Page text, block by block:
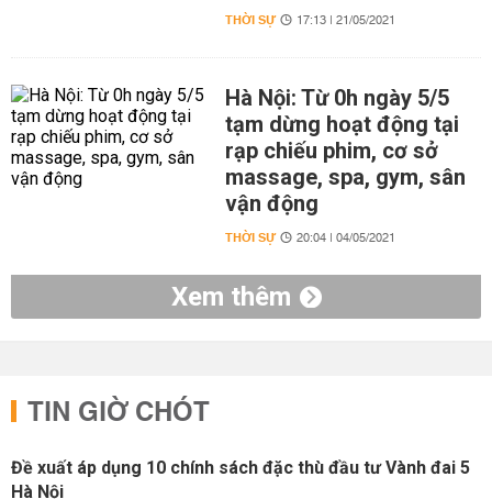
THỜI SỰ 17:13 | 21/05/2021
Hà Nội: Từ 0h ngày 5/5
tạm dừng hoạt động tại
rạp chiếu phim, cơ sở
massage, spa, gym, sân
vận động
THỜI SỰ 20:04 | 04/05/2021
Xem thêm
TIN GIỜ CHÓT
Đề xuất áp dụng 10 chính sách đặc thù đầu tư Vành đai 5
Hà Nội